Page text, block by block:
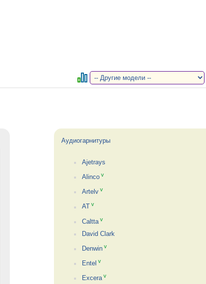
Аудиогарнитуры
Ajetrays
Alinco v
Artelv v
AT v
Caltta v
David Clark
Denwin v
Entel v
Excera v